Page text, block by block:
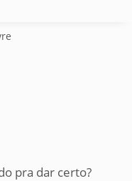
pra dar certo?